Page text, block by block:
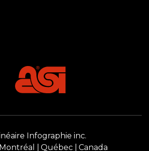
Infographie inc.
Montréal Québec Canada